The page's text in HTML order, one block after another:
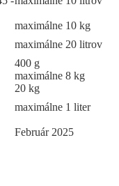
maximálne 10 kg
maximálne 20 litrov
400 g
maximálne 8 kg
20 kg
maximálne 1 liter
Február 2025